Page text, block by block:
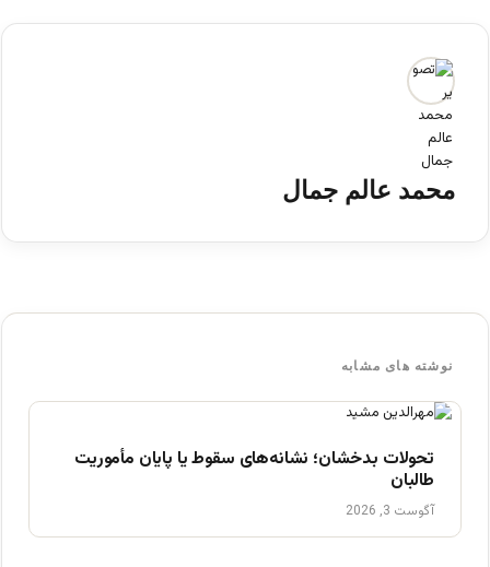
محمد عالم جمال
نوشته های مشابه
تحولات بدخشان؛ نشانه‌های سقوط یا پایان مأموریت
طالبان
آگوست 3, 2026